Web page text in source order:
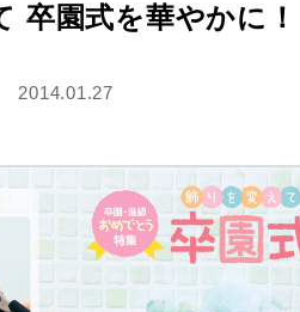
卒園式を華やかに！
2014.01.27